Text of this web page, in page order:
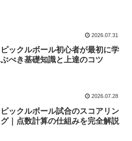
2026.07.31
ピックルボール初心者が最初に学
ぶべき基礎知識と上達のコツ
2026.07.28
ピックルボール試合のスコアリン
グ｜点数計算の仕組みを完全解説